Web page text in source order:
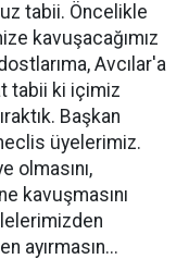
tabii. Öncelikle
kavuşacağımız
Avcılar'a
tabii ki içimiz
Başkan
üyelerimiz.
olmasını,
kavuşmasını
ayırmasın...